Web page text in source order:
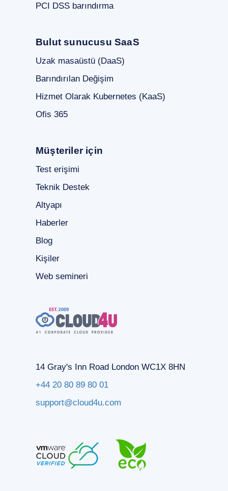
PCI DSS barındırma
Bulut sunucusu SaaS
Uzak masaüstü (DaaS)
Barındırılan Değişim
Hizmet Olarak Kubernetes (KaaS)
Ofis 365
Müşteriler için
Test erişimi
Teknik Destek
Altyapı
Haberler
Blog
Kişiler
Web semineri
14 Gray's Inn Road London WC1X 8HN
+44 20 80 89 80 01
support@cloud4u.com